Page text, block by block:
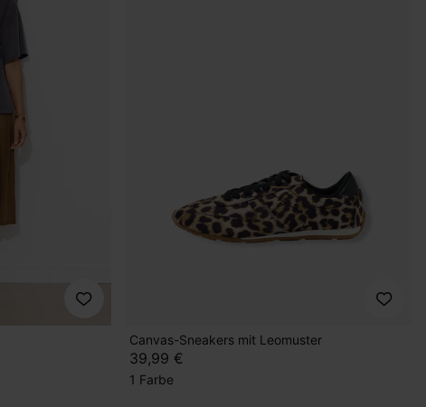
Canvas-Sneakers mit Leomuster
39,99 €
1 Farbe